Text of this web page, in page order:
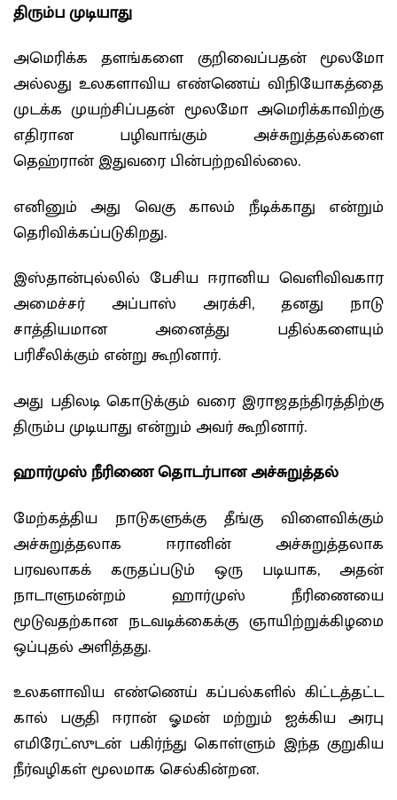
திரும்ப முடியாது
அமெரிக்க தளங்களை குறிவைப்பதன் மூலமோ
அல்லது உலகளாவிய எண்ணெய் விநியோகத்தை
முடக்க முயற்சிப்பதன் மூலமோ அமெரிக்காவிற்கு
எதிரான பழிவாங்கும் அச்சுறுத்தல்களை
தெஹ்ரான் இதுவரை பின்பற்றவில்லை.
எனினும் அது வெகு காலம் நீடிக்காது என்றும்
தெரிவிக்கப்படுகிறது.
இஸ்தான்புல்லில் பேசிய ஈரானிய வெளிவிவகார
அமைச்சர் அப்பாஸ் அரக்சி, தனது நாடு
சாத்தியமான அனைத்து பதில்களையும்
பரிசீலிக்கும் என்று கூறினார்.
அது பதிலடி கொடுக்கும் வரை இராஜதந்திரத்திற்கு
திரும்ப முடியாது என்றும் அவர் கூறினார்.
ஹார்முஸ் நீரிணை தொடர்பான அச்சுறுத்தல்
மேற்கத்திய நாடுகளுக்கு தீங்கு விளைவிக்கும்
அச்சுறுத்தலாக ஈரானின் அச்சுறுத்தலாக
பரவலாகக் கருதப்படும் ஒரு படியாக, அதன்
நாடாளுமன்றம் ஹார்முஸ் நீரிணையை
மூடுவதற்கான நடவடிக்கைக்கு ஞாயிற்றுக்கிழமை
ஒப்புதல் அளித்தது.
உலகளாவிய எண்ணெய் கப்பல்களில் கிட்டத்தட்ட
கால் பகுதி ஈரான் ஓமன் மற்றும் ஐக்கிய அரபு
எமிரேட்ஸுடன் பகிர்ந்து கொள்ளும் இந்த குறுகிய
நீர்வழிகள் மூலமாக செல்கின்றன.